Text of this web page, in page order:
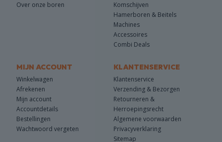
Over onze boren
Komschijven
Hamerboren & Beitels
Machines
Accessoires
Combi Deals
MIJN ACCOUNT
Winkelwagen
Afrekenen
Mijn account
Accountdetails
Bestellingen
Wachtwoord vergeten
KLANTENSERVICE
Klantenservice
Verzending & Bezorgen
Retourneren &
Herroepingsrecht
Algemene voorwaarden
Privacyverklaring
Sitemap